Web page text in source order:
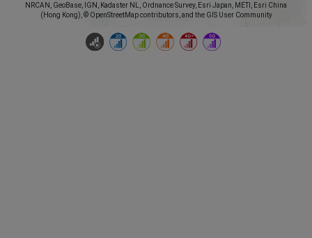
NRCAN, GeoBase, IGN, Kadaster NL, Ordnance Survey, Esri Japan, METI, Esri China
(Hong Kong), © OpenStreetMap contributors, and the GIS User Community